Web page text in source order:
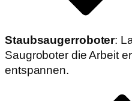
Staubsaugerroboter:
Saugroboter die Arbeit
entspannen.